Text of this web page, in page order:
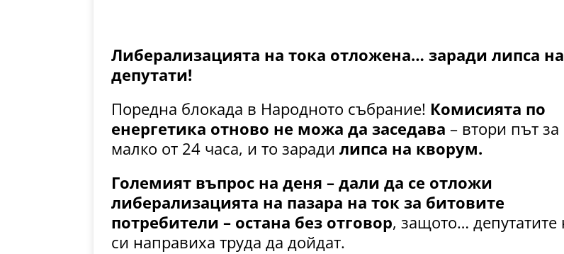
Либерализацията на тока отложена… заради липса на
депутати!
Поредна блокада в Народното събрание! Комисията по
енергетика отново не можа да заседава – втори път
малко от 24 часа, и то заради липса на кворум.
Големият въпрос на деня – дали да се отложи
либерализацията на пазара на ток за битовите
потребители – остана без отговор, защото… депутатите
си направиха труда да дойдат.